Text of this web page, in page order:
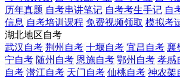
历年真题 自考串讲笔记 自考考生手记 自
信息 自考培训课程 免费视频领取 模拟考
湖北地区自考
武汉自考 荆州自考 十堰自考 宜昌自考 襄
宁自考 随州自考 恩施自考 鄂州自考 孝感
自考 潜江自考 天门自考 仙桃自考 神农架